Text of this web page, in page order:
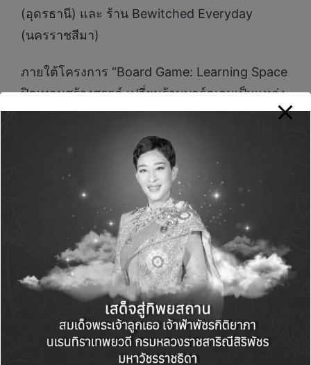
(อุดรธานี) และ ร้าน Bewitched Everyday
(นครราชสีมา)
ภายใต้โครงการ “Board Game: Learning Space
ปิดเทอมสร้างสรรค์ เปลี่ยนร้านบอร์ดเกมเป็นแหล่ง
เรียนรู้กันเถอะ” เยาวชนผู้ร่วมโครงการฯ จะได้
ทดลองเล่นบอร์ดเกมชื่อดังมากมาย รวมถึง บอร์ด
เกมการเงิน “Wishlist จัดสรรเงิน เติมความฝัน” ซึ่ง
เป็นบอร์ดเกมที่พัฒนาโดย Sea (ประเทศไทย) ร่วม
กับพันธมิตรผู้เชี่ยวชาญด้านต่าง ๆ อาทิ Wizards
of Learning, สถาบันบอร์ดเกมเพื่อการเรียนรู้ และ
The Money Coach โดย Sea (ประเทศไทย) เล็ง
เห็นความสำคัญของการวางแผนการเงินที่ดีตั้งแต่
เด็ก และตระหนักถึงศักยภาพของบอร์ดเกมใน
ฐานะเครื่องมือทางการศึกษาที่มีประสิทธิภาพ
บอร์ดเกมการเงิน “Wishlist จัดสรรเงิน เติมความ
ฝัน” จึงได้รับการพัฒนาขึ้นเพื่อปลูกฝังความรู้ เสริม